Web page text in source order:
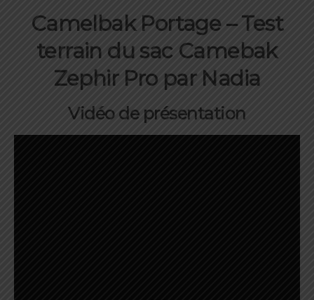
Camelbak Portage – Test
terrain du sac Camebak
Zephir Pro par Nadia
Vidéo de présentation